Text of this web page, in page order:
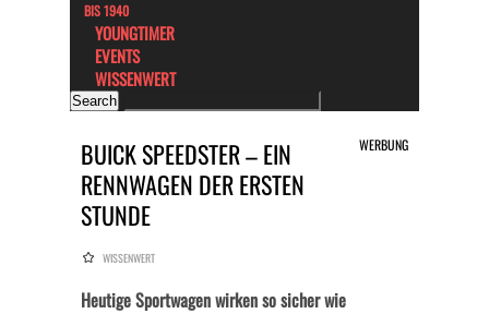
BIS 1940
YOUNGTIMER
EVENTS
WISSENWERT
BUICK SPEEDSTER – EIN
RENNWAGEN DER ERSTEN
STUNDE
WERBUNG
WISSENWERT
Heutige Sportwagen wirken so sicher wie